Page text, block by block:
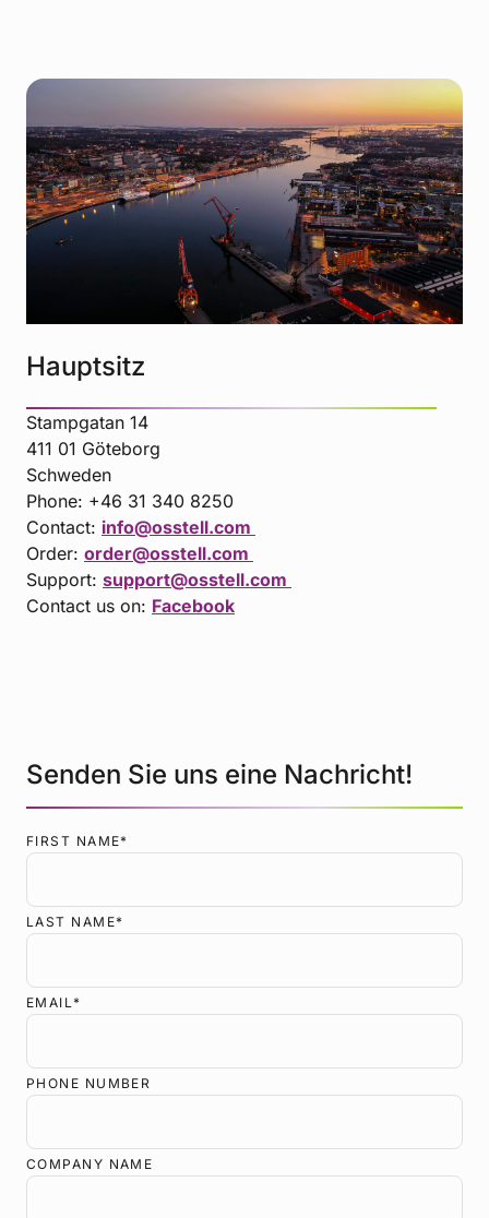
Hauptsitz
Stampgatan 14
411 01 Göteborg
Schweden
Phone: +46 31 340 8250
Contact: info@osstell.com
Order: order@osstell.com
Support: support@osstell.com
Contact us on: Facebook
Senden Sie uns eine Nachricht!
FIRST NAME*
LAST NAME*
EMAIL*
PHONE NUMBER
COMPANY NAME